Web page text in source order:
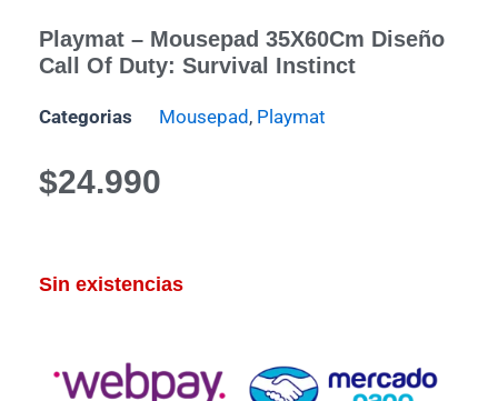
Playmat – Mousepad 35X60Cm Diseño
Call Of Duty: Survival Instinct
Categorias Mousepad , Playmat
$24.990
Sin existencias